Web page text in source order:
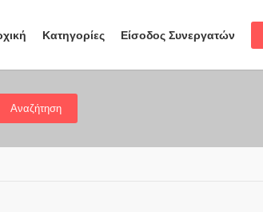
Κατηγορίες Είσοδος Συνεργατών
Αναζήτηση